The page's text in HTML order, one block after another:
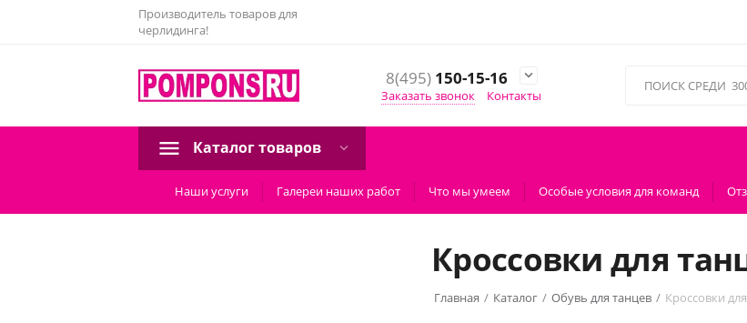
Производитель товаров для
черлидинга!
8(495)150-15-16

Заказать звонок
Контакты
Каталог товаров
Наши услуги Галереи наших работ Что мы умеем Особые условия для команд
Кроссовки для
Главная / Каталог / Обувь для танцев / Кроссовки